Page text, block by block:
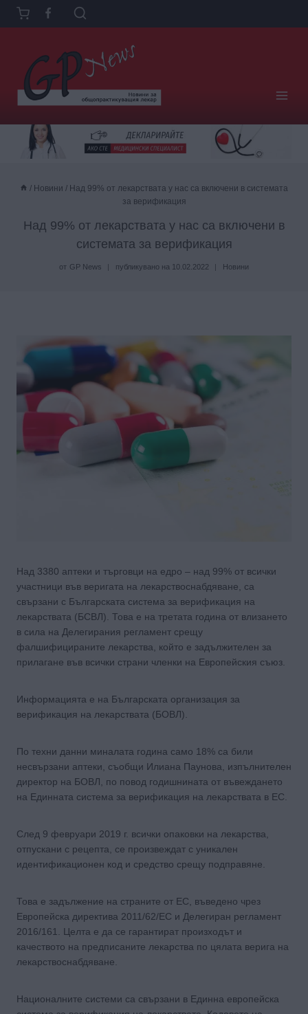
Към
съдържанието
/ Новини / Над 99% от лекарствата у нас са включени в системата
за верификация
Над 99% от лекарствата у нас са включени в
системата за верификация
от GP News публикувано на 10.02.2022 Новини
Над 3380 аптеки и търговци на едро – над 99% от всички
участници във веригата на лекарствоснабдяване, са
свързани с Българската система за верификация на
лекарствата (БСВЛ). Това е на третата година от влизането
в сила на Делегирания регламент срещу
фалшифицираните лекарства, който е задължителен за
прилагане във всички страни членки на Европейския съюз.
Информацията е на Българската организация за
верификация на лекарствата (БОВЛ).
По техни данни миналата година само 18% са били
несвързани аптеки, съобщи Илиана Паунова, изпълнителен
директор на БОВЛ, по повод годишнината от въвеждането
на Единната система за верификация на лекарствата в ЕС.
След 9 февруари 2019 г. всички опаковки на лекарства,
отпускани с рецепта, се произвеждат с уникален
идентификационен код и средство срещу подправяне.
Това е задължение на страните от ЕС, въведено чрез
Европейска директива 2011/62/ЕС и Делегиран регламент
2016/161. Целта е да се гарантират произходът и
качеството на предписаните лекарства по цялата верига на
лекарствоснабдяване.
Националните системи са свързани в Единна европейска